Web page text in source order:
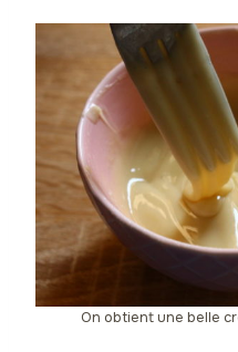
On obtient une belle